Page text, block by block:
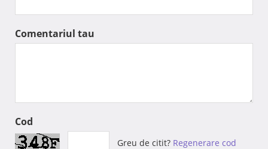
Comentariul tau
Cod
Greu de citit? Regenerare cod